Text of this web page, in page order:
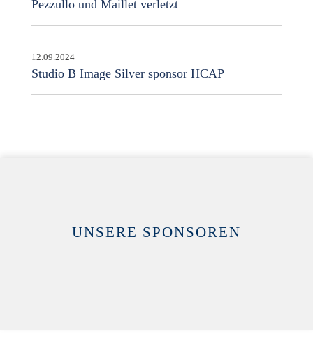
Pezzullo und Maillet verletzt
12.09.2024
Studio B Image Silver sponsor HCAP
UNSERE SPONSOREN